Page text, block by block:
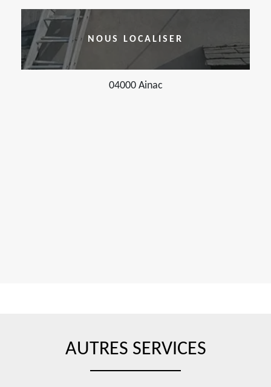
NOUS LOCALISER
04000 Ainac
AUTRES SERVICES